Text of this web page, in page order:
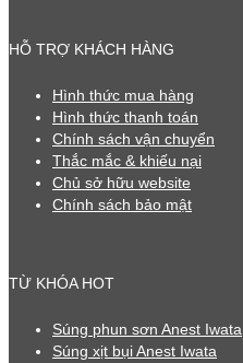
HỖ TRỢ KHÁCH HÀNG
Hình thức mua hàng
Hình thức thanh toán
Chính sách vận chuyển
Thắc mắc & khiếu nại
Chủ sở hữu website
Chính sách bảo mật
TỪ KHÓA HOT
Súng phun sơn Anest Iwata
Súng xịt bụi Anest Iwata